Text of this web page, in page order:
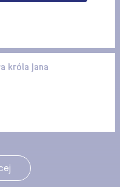
króla Jana